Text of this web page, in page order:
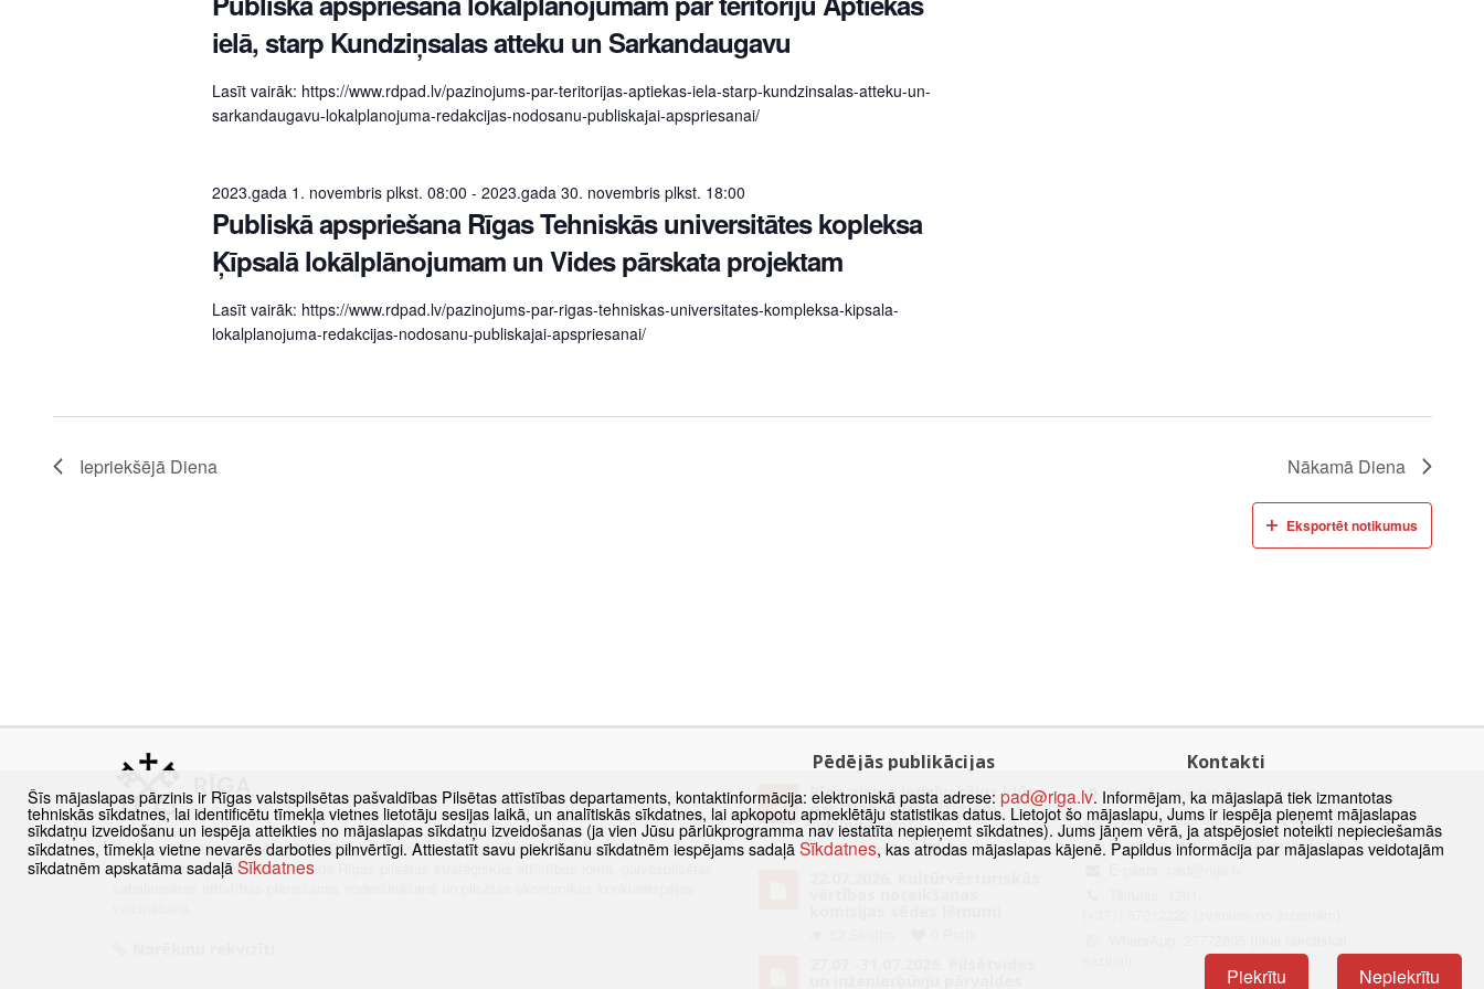
ielā, starp Kundziņsalas atteku un Sarkandaugavu
Lasīt vairāk: https://www.rdpad.lv/pazinojums-par-teritorijas-aptiekas-iela-starp-kundzinsalas-atteku-un-
sarkandaugavu-lokalplanojuma-redakcijas-nodosanu-publiskajai-apspriesanai/
2023.gada 1. novembris plkst. 08:00 - 2023.gada 30. novembris plkst. 18:00
Publiskā apspriešana Rīgas Tehniskās universitātes kopleksa
Ķīpsalā lokālplānojumam un Vides pārskata projektam
Lasīt vairāk: https://www.rdpad.lv/pazinojums-par-rigas-tehniskas-universitates-kompleksa-kipsala-
lokalplanojuma-redakcijas-nodosanu-publiskajai-apspriesanai/
Iepriekšējā Diena Nākamā Diena
Eksportēt notikumus
Rīgas valstspilsētas pašvaldības Pilsētas attīstības departaments ir vadošā Rīgas
valstspilsētas pašvaldības iestāde Rīgas pilsētas stratēģiskās attīstības jomā, galvaspilsētas
Pēdējās publikācijas
Rīga aicina iedzīvotājus kļūt
par “Dabai draudzīgiem
rīdziniekiem”
1885 Skatīts
1 Patīk
Kontakti
Dzirnavu iela 140, Rīga, LV-1050
E-adrese (primārais saziņas kanāls)
E-adrese (tikai e-rēķinu iesniegšanai)
Šīs mājaslapas pārzinis ir Rīgas valstspilsētas pašvaldības Pilsētas attīstības departaments, kontaktinformācija: elektroniskā pasta adrese: pad@riga.lv. Informējam, ka mājaslapā tiek izmantotas
tehniskās sīkdatnes, lai identificētu tīmekļa vietnes lietotāju sesijas laikā, un analītiskās sīkdatnes, lai apkopotu apmeklētāju statistikas datus. Lietojot šo mājaslapu, Jums ir iespēja pieņemt mājaslapas
sīkdatņu izveidošanu un iespēja atteikties no mājaslapas sīkdatņu izveidošanas (ja vien Jūsu pārlūkprogramma nav iestatīta nepieņemt sīkdatnes). Jums jāņem vērā, ja atspējosiet noteikti nepieciešamās
sīkdatnes, tīmekļa vietne nevarēs darboties pilnvērtīgi. Attiestatīt savu piekrišanu sīkdatnēm iespējams sadaļā Sīkdatnes, kas atrodas mājaslapas kājenē. Papildus informācija par mājaslapas veidotajām
sīkdatnēm apskatāma sadaļā Sīkdatnes
Piekrītu Nepiekrītu